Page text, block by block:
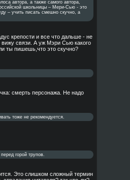
автора, а также самого автора,
школьницы – Мери-Сью - это
– учить писать смешно скучно, а
крепости и все что дальше - не
связи. А уж Мэри Сью какого
ты пишешь,что это скучно?
смерть персонажа. Не надо
тоже не рекомендуется.
горой трупов.
Это слишком сложный термин